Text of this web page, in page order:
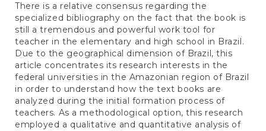
There is a relative consensus regarding the
specialized bibliography on the fact that the book is
still a tremendous and powerful work tool for
teacher in the elementary and high school in Brazil.
Due to the geographical dimension of Brazil, this
article concentrates its research interests in the
federal universities in the Amazonian region of Brazil
in order to understand how the text books are
analyzed during the initial formation process of
teachers. As a methodological option, this research
employed a qualitative and quantitative analysis of